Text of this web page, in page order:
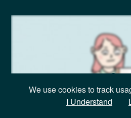
We use cookies to track
I Understand